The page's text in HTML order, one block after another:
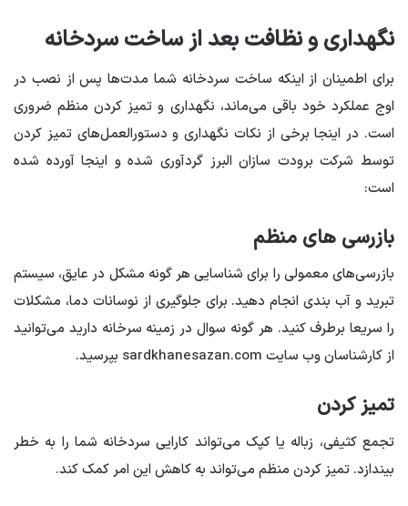
نگهداری و نظافت بعد از ساخت سردخانه
برای اطمینان از اینکه ساخت سردخانه شما مدت‌ها پس از نصب در
اوج عملکرد خود باقی می‌ماند، نگهداری و تمیز کردن منظم ضروری
است. در اینجا برخی از نکات نگهداری و دستورالعمل‌های تمیز کردن
توسط شرکت برودت سازان البرز گردآوری شده و اینجا آورده شده
است:
بازرسی های منظم
بازرسی‌های معمولی را برای شناسایی هر گونه مشکل در عایق، سیستم
تبرید و آب بندی انجام دهید. برای جلوگیری از نوسانات دما، مشکلات
را سریعا برطرف کنید. هر گونه سوال در زمینه سرخانه دارید می‌توانید
از کارشناسان وب سایت sardkhanesazan.com بپرسید.
تمیز کردن
تجمع کثیفی، زباله یا کپک می‌تواند کارایی سردخانه شما را به خطر
بیندازد. تمیز کردن منظم می‌تواند به کاهش این امر کمک کند.